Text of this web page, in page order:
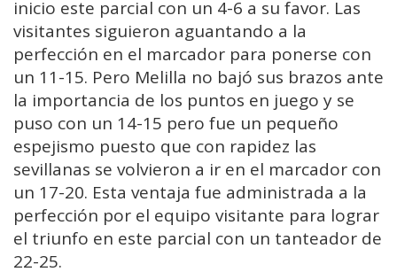
inicio este parcial con un 4-6 a su favor. Las
visitantes siguieron aguantando a la
perfección en el marcador para ponerse con
un 11-15. Pero Melilla no bajó sus brazos ante
la importancia de los puntos en juego y se
puso con un 14-15 pero fue un pequeño
espejismo puesto que con rapidez las
sevillanas se volvieron a ir en el marcador con
un 17-20. Esta ventaja fue administrada a la
perfección por el equipo visitante para lograr
el triunfo en este parcial con un tanteador de
22-25.